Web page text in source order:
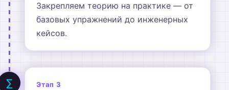
Закрепляем теорию на практике — от
базовых упражнений до инженерных
кейсов.
∑ Этап 3